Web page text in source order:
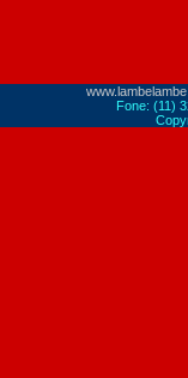
Fone: (11)